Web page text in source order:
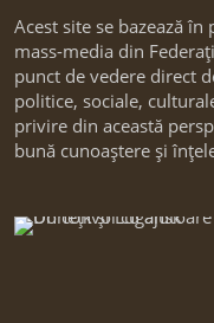
Acest site se bazează
mass-media din
punct de vedere direct
politice, sociale,
privire din această
bună cunoaștere și